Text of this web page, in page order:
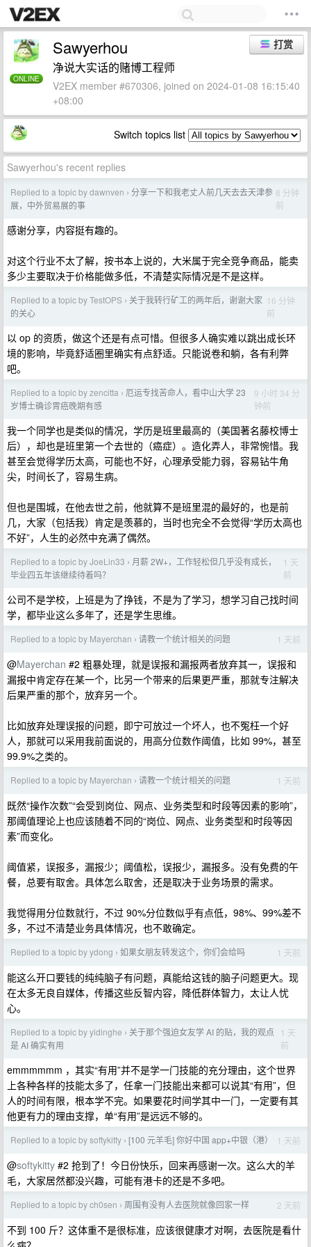
ONLINE
打赏
Sawyerhou
净说大实话的赌博工程师
V2EX member #670306, joined on 2024-01-08 16:15:40
+08:00
Switch topics list
Sawyerhou's recent replies
Replied to a topic by dawnven › 分享一下和我老丈人前几天去去天津参
展，中外贸易展的事
8 分钟
前
感谢分享，内容挺有趣的。
对这个行业不太了解，按书本上说的，大米属于完全竞争商品，能卖
多少主要取决于价格能做多低，不清楚实际情况是不是这样。
Replied to a topic by TestOPS › 关于我转行矿工的两年后，谢谢大家
的关心
16 分钟
前
以 op 的资质，做这个还是有点可惜。但很多人确实难以跳出成长环
境的影响，毕竟舒适圈里确实有点舒适。只能说卷和躺，各有利弊
吧。
Replied to a topic by zencitta › 厄运专找苦命人，看中山大学 23
岁博士确诊胃癌晚期有感
9 小时 34 分
钟前
我一个同学也是类似的情况，学历是班里最高的（美国著名藤校博士
后），却也是班里第一个去世的（癌症）。造化弄人，非常惋惜。我
甚至会觉得学历太高，可能也不好，心理承受能力弱，容易钻牛角
尖，时间长了，容易生病。
但也是围城，在他去世之前，他就算不是班里混的最好的，也是前
几，大家（包括我）肯定是羡慕的，当时也完全不会觉得“学历太高也
不好”，人生的必然中充满了偶然。
Replied to a topic by JoeLin33 › 月薪 2W+，工作轻松但几乎没有成长，
毕业四五年该继续待着吗？
1 天
前
公司不是学校，上班是为了挣钱，不是为了学习，想学习自己找时间
学，都毕业这么多年了，还是学生思维。
Replied to a topic by Mayerchan › 请教一个统计相关的问题 1 天前
@Mayerchan #2 粗暴处理，就是误报和漏报两者放弃其一，误报和
漏报中肯定存在某一个，比另一个带来的后果更严重，那就专注解决
后果严重的那个，放弃另一个。
比如放弃处理误报的问题，即宁可放过一个坏人，也不冤枉一个好
人，那就可以采用我前面说的，用高分位数作阈值，比如 99%，甚至
99.9%之类的。
Replied to a topic by Mayerchan › 请教一个统计相关的问题 1 天前
既然“操作次数”“会受到岗位、网点、业务类型和时段等因素的影响”，
那阈值理论上也应该随着不同的“岗位、网点、业务类型和时段等因
素”而变化。
阈值紧，误报多，漏报少；阈值松，误报少，漏报多。没有免费的午
餐，总要有取舍。具体怎么取舍，还是取决于业务场景的需求。
我觉得用分位数就行，不过 90%分位数似乎有点低，98%、99%差不
多，不过不清楚业务具体情况，也不敢确定。
Replied to a topic by ydong › 如果女朋友转发这个，你们会给吗 1 天前
能这么开口要钱的纯纯脑子有问题，真能给这钱的脑子问题更大。现
在太多无良自媒体，传播这些反智内容，降低群体智力，太让人忧
心。
Replied to a topic by yidinghe › 关于那个强迫女友学 AI 的贴，我的观点
是 AI 确实有用
1 天
前
emmmmmm ，其实“有用”并不是学一门技能的充分理由，这个世界
上各种各样的技能太多了，任拿一门技能出来都可以说其“有用”，但
人的时间有限，根本学不完。如果要花时间学其中一门，一定要有其
他更有力的理由支撑，单“有用”是远远不够的。
Replied to a topic by softykitty › [100 元羊毛] 你好中国 app+中银（港） 1 天前
@softykitty #2 抢到了！今日份快乐，回来再感谢一次。这么大的羊
毛，大家居然都没兴趣，可能有港卡的还是不多吧。
Replied to a topic by ch0sen › 周围有没有人去医院就像回家一样 2 天前
不到 100 斤？这体重不是很标准，应该很健康才对啊，去医院是看什